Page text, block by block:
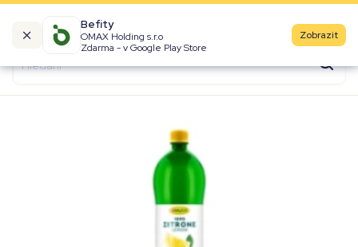
Befity
OMAX Holding s.r.o
Zdarma - v Google Play Store
Zobrazit
Kalorické tabulky